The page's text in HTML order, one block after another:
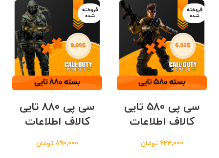
فروخته
شده
سی پی 580 تایی
کالاف اطلاعات
623,000 تومان
فروخته
شده
سی پی 880 تایی
کالاف اطلاعات
890,000 تومان